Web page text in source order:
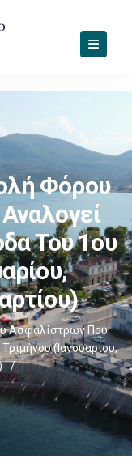
Φόρου
Του 1ου
Ασφαλίστρων Που
(Ιανουαρίου,
/